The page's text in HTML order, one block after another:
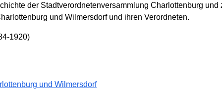
der Stadtverordnetenversammlung Charlottenburg und
und Wilmersdorf und ihren Verordneten.
1920)
und Wilmersdorf